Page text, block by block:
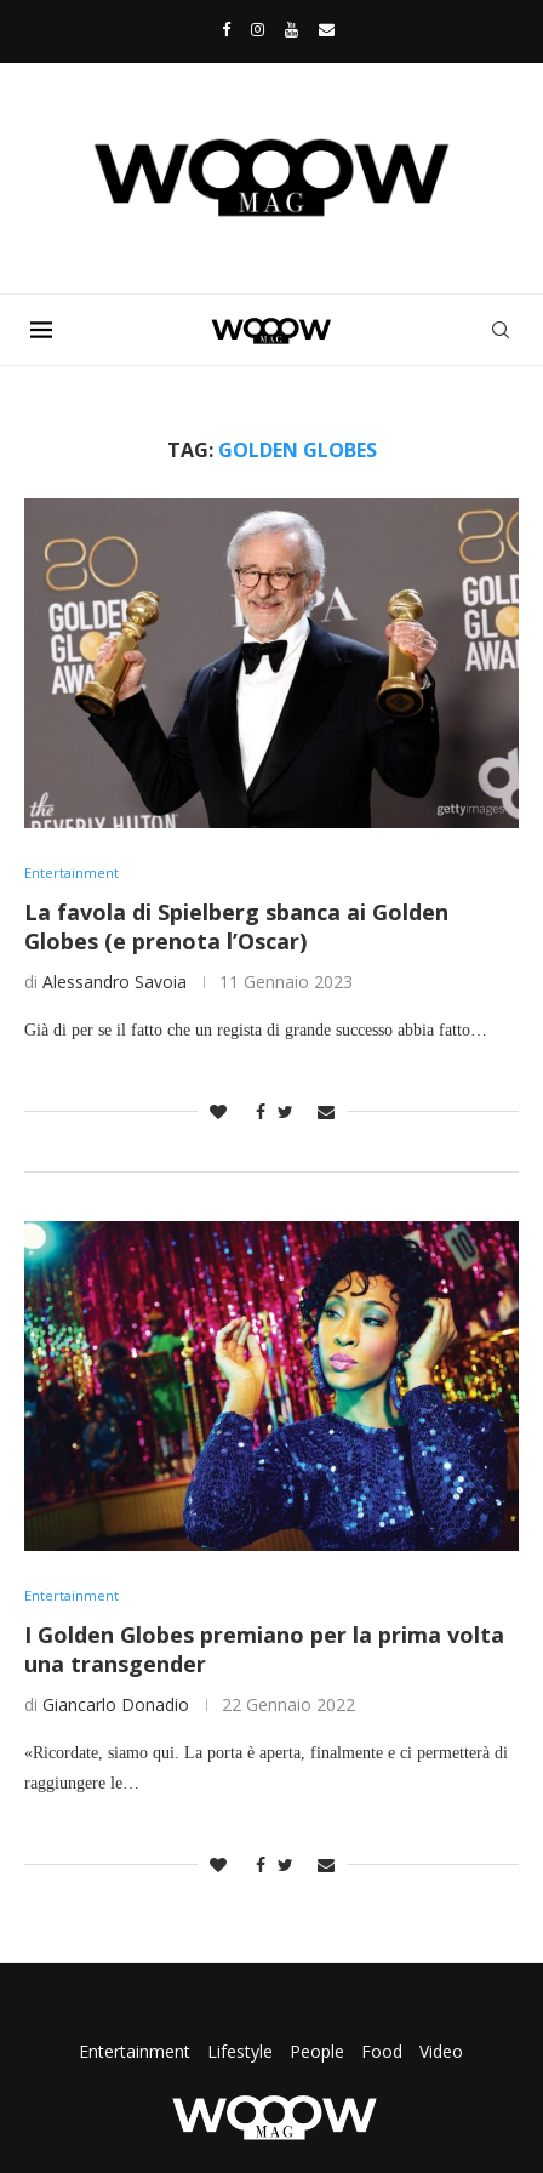
TAG: GOLDEN GLOBES
Entertainment
La favola di Spielberg sbanca ai Golden
Globes (e prenota l’Oscar)
di Alessandro Savoia 11 Gennaio 2023
Già di per se il fatto che un regista di grande successo abbia fatto…
Entertainment
I Golden Globes premiano per la prima volta
una transgender
di Giancarlo Donadio 22 Gennaio 2022
«Ricordate, siamo qui. La porta è aperta, finalmente e ci permetterà di
raggiungere le…
Entertainment Lifestyle People Food Video